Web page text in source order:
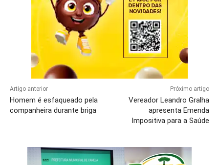
Artigo anterior
Homem é esfaqueado pela
companheira durante briga
Próximo artigo
Vereador Leandro Gralha
apresenta Emenda
Impositiva para a Saúde